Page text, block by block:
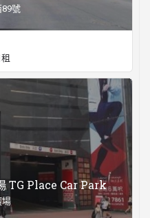
89號
TG Place Car Park
場